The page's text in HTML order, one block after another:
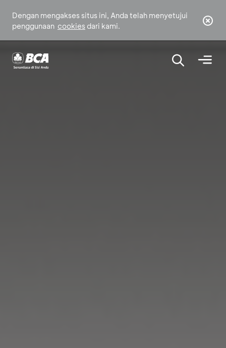
Dengan mengakses situs ini, Anda telah menyetujui
penggunaan cookies dari kami.